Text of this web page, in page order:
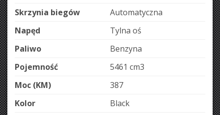
Skrzynia biegów
Automatyczna
Napęd
Tylna oś
Paliwo
Benzyna
Pojemność
5461 cm3
Moc (KM)
387
Kolor
Black